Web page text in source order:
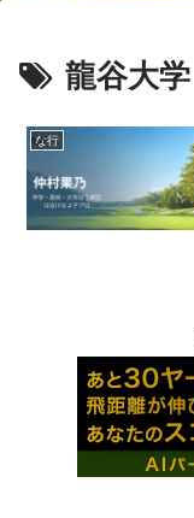
龍谷大学
な行